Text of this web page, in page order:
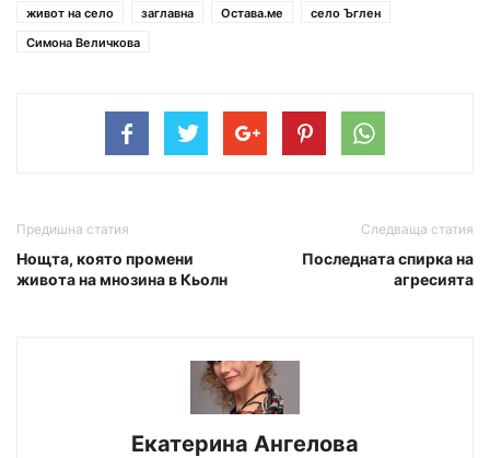
живот на село
заглавна Остава.ме
село Ъглен
Симона Величкова
Предишна статия
Нощта, която промени
живота на мнозина в Кьолн
Следваща статия
Последната спирка на
агресията
Екатерина Ангелова